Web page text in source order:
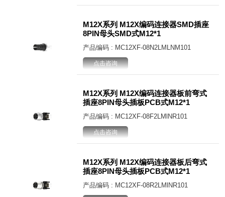
M12X系列 M12X编码连接器SMD插座
8PIN母头SMD式M12*1
产品编码 : MC12XF-08N2LMLNM101
点击咨询
M12X系列 M12X编码连接器板前弯式
插座8PIN母头插板PCB式M12*1
产品编码 : MC12XF-08F2LMlNR101
点击咨询
M12X系列 M12X编码连接器板后弯式
插座8PIN母头插板PCB式M12*1
产品编码 : MC12XF-08R2LMlNR101